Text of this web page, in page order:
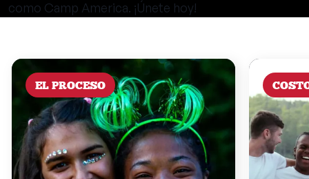
como Camp America. ¡Únete hoy!
EL PROCESO